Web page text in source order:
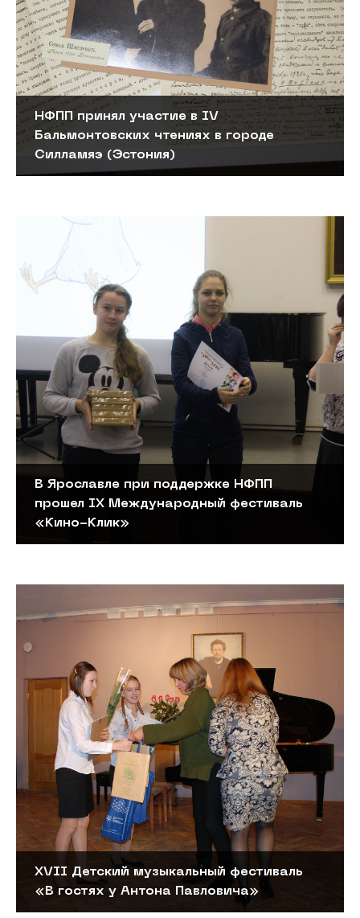
НФПП принял участие в IV
Бальмонтовских чтениях в городе
Силламяэ (Эстония)
В Ярославле при поддержке НФПП
прошел IX Международный фестиваль
«Кино-Клик»
XVII Детский музыкальный фестиваль
«В гостях у Антона Павловича»